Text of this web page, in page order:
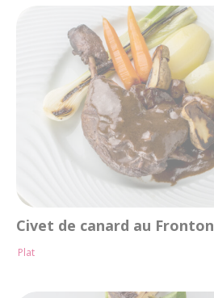
Civet de canard au Fronton
Plat